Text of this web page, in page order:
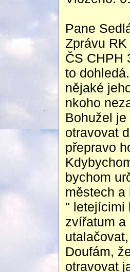
Pane
Zprávu
ČS CHPH
to
nějaké
nkoho
Bohužel
otravovat
přepravo
bychom
městech
" letejícimi
zvířatum a
Doufám,
otravovat